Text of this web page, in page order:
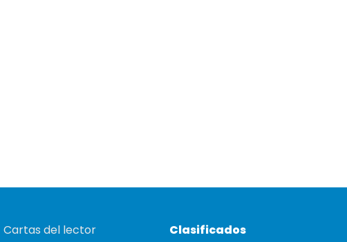
Cartas del lector
Clasificados